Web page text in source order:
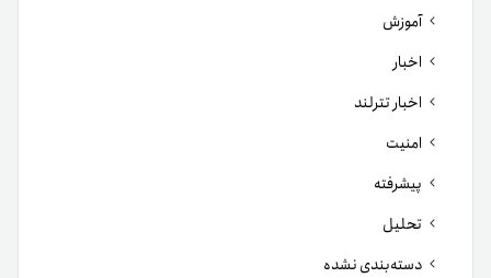
آموزش
اخبار
اخبار تترلند
امنیت
پیشرفته
تحلیل
دسته‌بندی نشده